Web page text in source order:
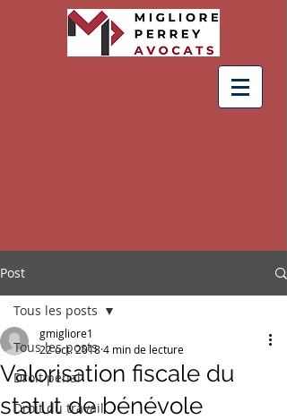
Post
Tous les posts
Droit pénal
Droit du travail
Tous les posts
Valorisation fiscale du
statut de bénévole
gmigliore1
22 oct. 20184 min de lecture